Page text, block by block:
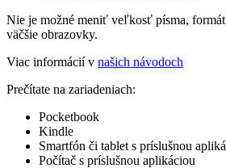
Nie je možné meniť veľkosť písma,
väčšie obrazovky.
Viac informácií v našich návodoch
Prečítate na zariadeniach:
Pocketbook
Kindle
Smartfón či tablet s príslušnou
Počítač s príslušnou aplikáciou